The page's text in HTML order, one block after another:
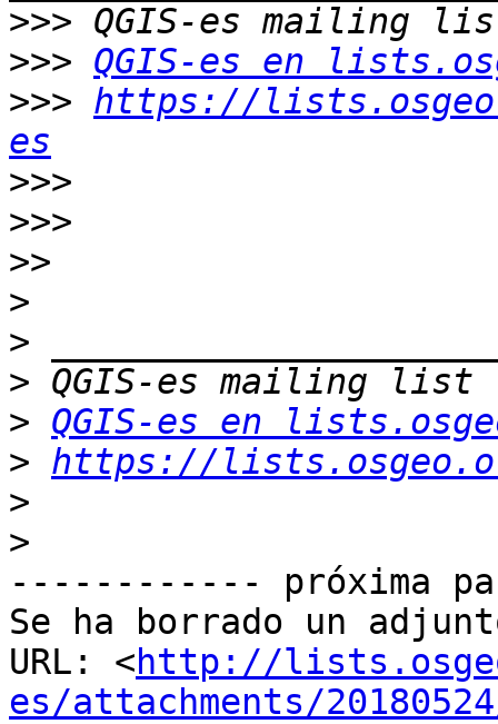
>>>
>>> QGIS-es en
>>> https://
es
>>>
>>>
>>
>
>
>
> QGIS-es en
> https://
>
>
------------ próxima
Se ha borrado un
URL: <http://
es/attachments/